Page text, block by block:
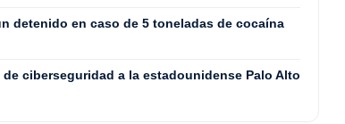
detenido en caso de 5 toneladas de cocaína
ciberseguridad a la estadounidense Palo Alto